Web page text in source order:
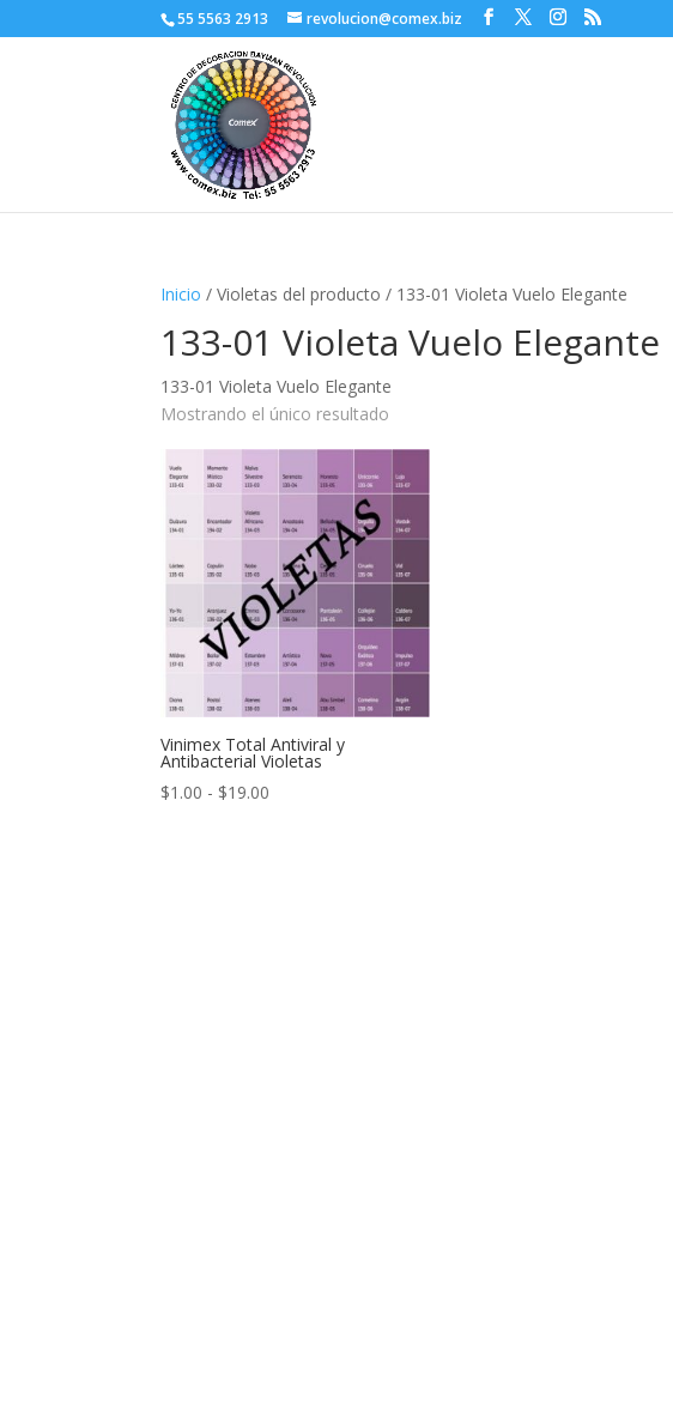
55 5563 2913 revolucion@comex.biz
Inicio / Violetas del producto / 133-01 Violeta Vuelo Elegante
133-01 Violeta Vuelo Elegante
133-01 Violeta Vuelo Elegante
Mostrando el único resultado
Vinimex Total Antiviral y
Antibacterial Violetas
$1.00 - $19.00